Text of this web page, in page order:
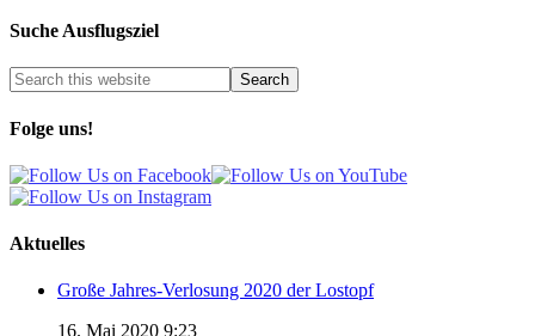
Suche Ausflugsziel
Folge uns!
Aktuelles
Große Jahres-Verlosung 2020 der Lostopf
16. Mai 2020 9:23